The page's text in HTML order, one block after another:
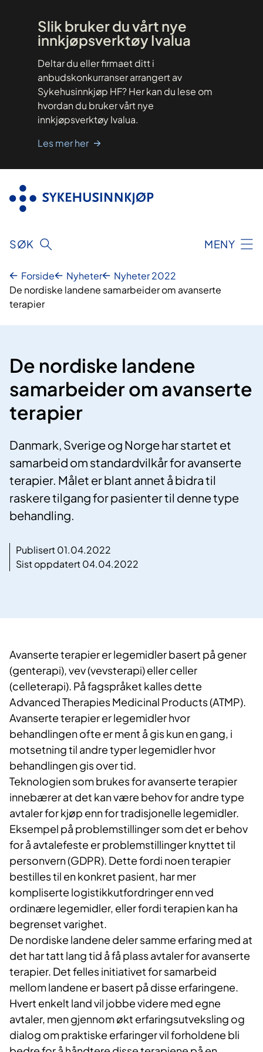
Slik bruker du vårt nye
innkjøpsverktøy Ivalua
Deltar du eller firmaet ditt i
anbudskonkurranser arrangert av
Sykehusinnkjøp HF? Her kan du lese om
hvordan du bruker vårt nye
innkjøpsverktøy Ivalua.
Les mer her
SØK MENY
Forside Nyheter
Nyheter 2022
De nordiske landene samarbeider om avanserte
terapier
De nordiske landene
samarbeider om avanserte
terapier
Danmark, Sverige og Norge har startet et
samarbeid om standardvilkår for avanserte
terapier. Målet er blant annet å bidra til
raskere tilgang for pasienter til denne type
behandling.
Publisert 01.04.2022
Sist oppdatert 04.04.2022
​Avanserte terapier er legemidler basert på gener
(genterapi), vev (vevsterapi) eller celler
(celleterapi). På fagspråket kalles dette
Advanced Therapies Medicinal Products (ATMP).
Avanserte terapier er legemidler hvor
behandlingen ofte er ment å gis kun en gang, i
motsetning til andre typer legemidler hvor
behandlingen gis over tid.
Teknologien som brukes for avanserte terapier
innebærer at det kan være behov for andre type
avtaler for kjøp enn for tradisjonelle legemidler.
Eksempel på problemstillinger som det er behov
for å avtalefeste er problemstillinger knyttet til
personvern (GDPR). Dette fordi noen terapier
bestilles til en konkret pasient, har mer
kompliserte logistikkutfordringer enn ved
ordinære legemidler, eller fordi terapien kan ha
begrenset varighet.
De nordiske landene deler samme erfaring med at
det har tatt lang tid å få plass avtaler for avanserte
terapier. Det felles initiativet for samarbeid
mellom landene er basert på disse erfaringene.
Hvert enkelt land vil jobbe videre med egne
avtaler, men gjennom økt erfaringsutveksling og
dialog om praktiske erfaringer vil forholdene bli